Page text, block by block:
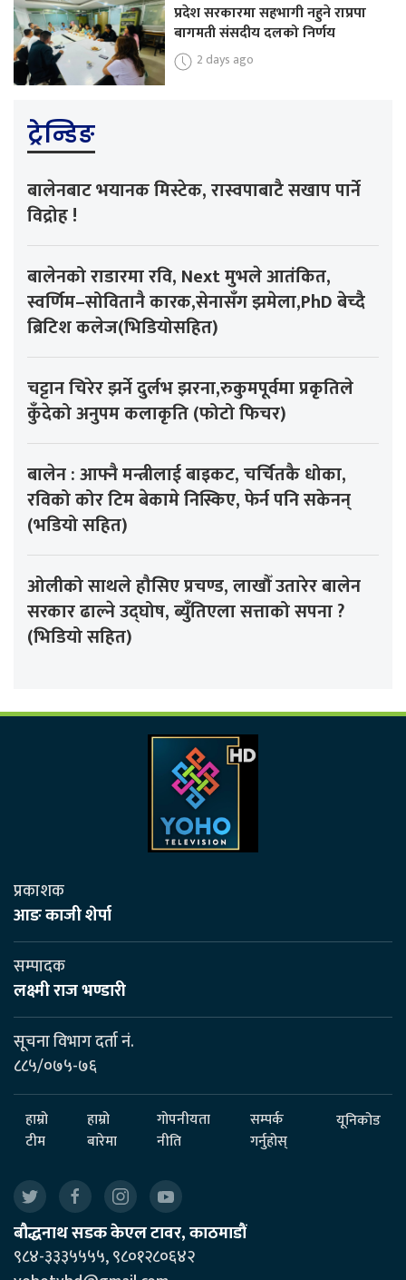
प्रदेश सरकारमा सहभागी नहुने राप्रपा
बागमती संसदीय दलको निर्णय
2 days ago
ट्रेन्डिङ
बालेनबाट भयानक मिस्टेक, रास्वपाबाटै सखाप पार्ने
विद्रोह !
बालेनको राडारमा रवि, Next मुभले आतंकित,
स्वर्णिम–सोवितानै कारक,सेनासँग झमेला,PhD बेच्दै
ब्रिटिश कलेज(भिडियोसहित)
चट्टान चिरेर झर्ने दुर्लभ झरना,रुकुमपूर्वमा प्रकृतिले
कुँदेको अनुपम कलाकृति (फोटो फिचर)
बालेन : आफ्नै मन्त्रीलाई बाइकट, चर्चितकै धोका,
रविको कोर टिम बेकामे निस्किए, फेर्न पनि सकेनन्
(भडियो सहित)
ओलीको साथले हौसिए प्रचण्ड, लाखौँ उतारेर बालेन
सरकार ढाल्ने उद्घोष, ब्युँतिएला सत्ताको सपना ?
(भिडियो सहित)
प्रकाशक
आङ काजी शेर्पा
सम्पादक
लक्ष्मी राज भण्डारी
सूचना विभाग दर्ता नं.
८८५/०७५-७६
हाम्रो
टीम
हाम्रो
बारेमा
गोपनीयता
नीति
सम्पर्क
गर्नुहोस्
यूनिकोड
बौद्धनाथ सडक केएल टावर, काठमाडौं
९८४-३३३५५५५, ९८०१२८०६४२